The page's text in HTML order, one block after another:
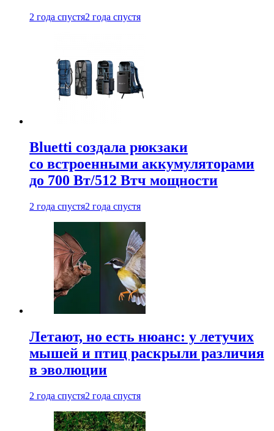
2 года спустя2 года спустя
Bluetti создала рюкзаки
со встроенными аккумуляторами
до 700 Вт/512 Втч мощности
2 года спустя2 года спустя
Летают, но есть нюанс: у летучих
мышей и птиц раскрыли различия
в эволюции
2 года спустя2 года спустя